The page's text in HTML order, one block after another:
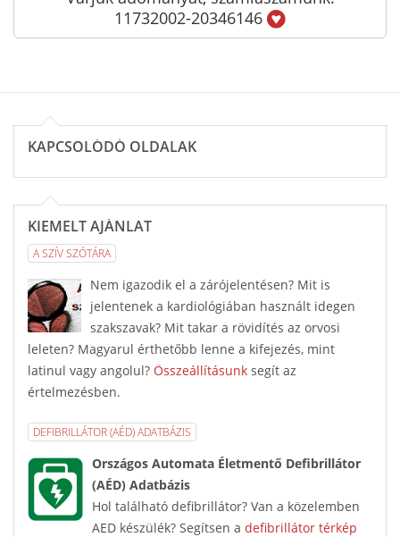
11732002-20346146
KAPCSOLÓDÓ OLDALAK
KIEMELT AJÁNLAT
A SZÍV SZÓTÁRA
Nem igazodik el a zárójelentésen? Mit is
jelentenek a kardiológiában használt idegen
szakszavak? Mit takar a rövidítés az orvosi
leleten? Magyarul érthetőbb lenne a kifejezés, mint
latinul vagy angolul? Összeállításunk segít az
értelmezésben.
DEFIBRILLÁTOR (AÉD) ADATBÁZIS
Országos Automata Életmentő Defibrillátor
(AÉD) Adatbázis
Hol található defibrillátor? Van a közelemben
AED készülék? Segítsen a defibrillátor térkép